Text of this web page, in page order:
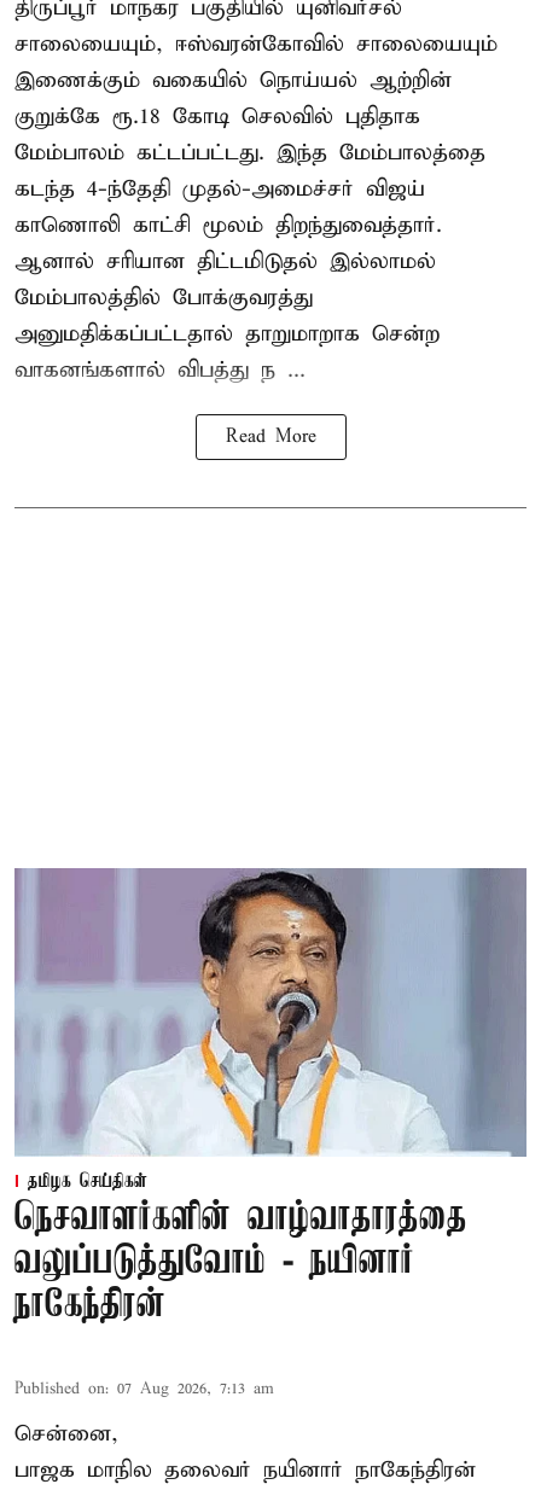
திருப்பூர் மாநகர பகுதியில் யுனிவர்சல்
சாலையையும், ஈஸ்வரன்கோவில் சாலையையும்
இணைக்கும் வகையில் நொய்யல் ஆற்றின்
குறுக்கே ரூ.18 கோடி செலவில் புதிதாக
மேம்பாலம் கட்டப்பட்டது. இந்த மேம்பாலத்தை
கடந்த 4-ந்தேதி முதல்-அமைச்சர் விஜய்
காணொலி காட்சி மூலம் திறந்துவைத்தார்.
ஆனால் சரியான திட்டமிடுதல் இல்லாமல்
மேம்பாலத்தில் போக்குவரத்து
அனுமதிக்கப்பட்டதால் தாறுமாறாக சென்ற
வாகனங்களால் விபத்து ந ...
Read More
தமிழக செய்திகள்
நெசவாளர்களின் வாழ்வாதாரத்தை
வலுப்படுத்துவோம் - நயினார்
நாகேந்திரன்
Published on: 07 Aug 2026, 7:13 am
சென்னை,
பாஜக மாநில தலைவர் நயினார் நாகேந்திரன்